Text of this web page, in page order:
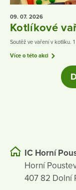
09. 07. 2026
Kotlíkové
Soutěž ve vaření v kotlíku.
Více o této akci
IC Horní
Horní
407 82 Dolní